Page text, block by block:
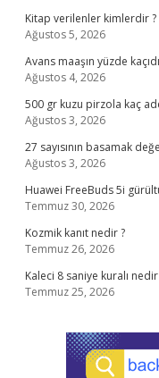
Kitap verilenler kimlerdir ?
Ağustos 5, 2026
Avans maaşın yüzde
Ağustos 4, 2026
500 gr kuzu pirzola kaç
Ağustos 3, 2026
27 sayısının basamak
Ağustos 3, 2026
Huawei FreeBuds 5i
Temmuz 30, 2026
Kozmik kanıt nedir ?
Temmuz 26, 2026
Kaleci 8 saniye kuralı nedir
Temmuz 25, 2026